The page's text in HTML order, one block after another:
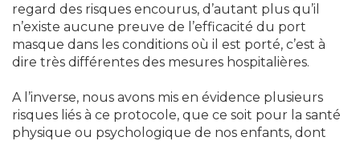
regard des risques encourus, d’autant plus qu’il
n’existe aucune preuve de l’efficacité du port
masque dans les conditions où il est porté, c’est à
dire très différentes des mesures hospitalières.
A l’inverse, nous avons mis en évidence plusieurs
risques liés à ce protocole, que ce soit pour la santé
physique ou psychologique de nos enfants, dont